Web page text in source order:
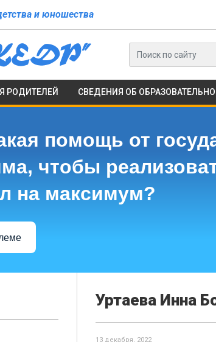
и юношества
РОДИТЕЛЕЙ СВЕДЕНИЯ ОБ
помощь от
чтобы
на максимум?
Уртаева Инна
13 декабря, 2022